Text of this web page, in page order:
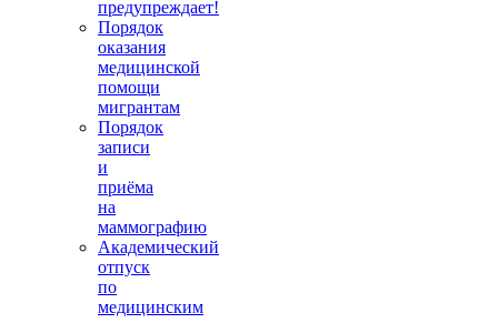
предупреждает!
Порядок
оказания
медицинской
помощи
мигрантам
Порядок
записи
и
приёма
на
маммографию
Академический
отпуск
по
медицинским